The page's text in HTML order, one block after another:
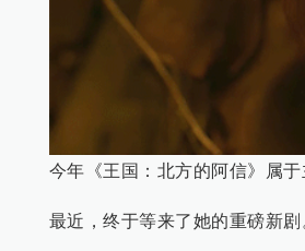
今年《王国：北方的阿信》属于
最近，终于等来了她的重磅新剧